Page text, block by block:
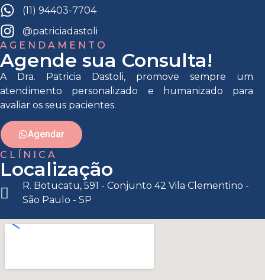
(11) 94403-7704
@patriciadastoli
AGENDAMENTO
Agende sua Consulta!
A Dra. Patricia Dastoli, promove sempre um
atendimento personalizado e humanizado para
avaliar os seus pacientes.
Agendar
CLÍNICA
Localização
R. Botucatu, 591 - Conjunto 42 Vila Clementino -
São Paulo - SP